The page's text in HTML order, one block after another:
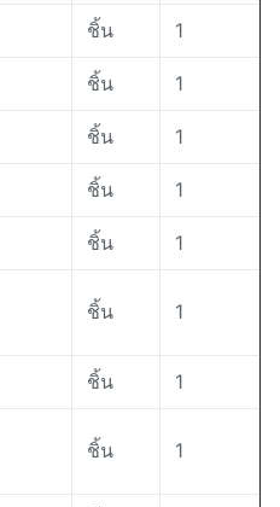
ชิ้น 1
ชิ้น 1
ชิ้น 1
ชิ้น 1
ชิ้น 1
ชิ้น 1
ชิ้น 1
ชิ้น 1